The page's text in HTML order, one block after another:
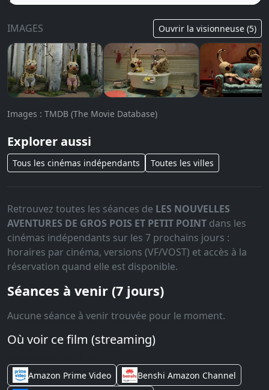
IMAGES Ouvrir la visionneuse (5)
Images : TMDB (The Movie Database)
Explorer aussi
Tous les cinémas indépendants Toutes les villes
Retrouvez toutes les séances de LES NOUVELLES
AVENTURES DE GROS POIS ET PETIT POINT dans les
cinémas indépendants sur les 7 prochains jours :
horaires par cinéma, versions (VF/VOST) et accès à la
réservation quand elle est disponible.
Séances à venir (7 jours)
Aucune séance à venir trouvée pour le moment.
Où voir ce film (streaming)
Amazon Prime Video
Benshi Amazon Channel